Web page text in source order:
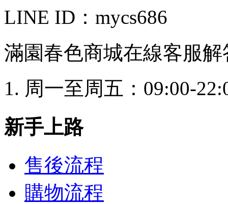
LINE ID：mycs686
滿園春色商城在線客服解
周一至周五：09:00-
新手上路
售後流程
購物流程